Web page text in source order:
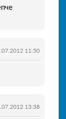
11:50
13:38